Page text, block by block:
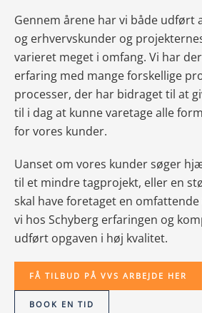
Gennem årene har vi både udført
og erhvervskunder og
varieret meget i omfang. Vi har
erfaring med mange forskellige
processer, der har bidraget til at
til i dag at kunne varetage alle
for vores kunder.
Uanset om vores kunder søger
til et mindre tagprojekt, eller en
skal have foretaget en
vi hos Schyberg erfaringen og
udført opgaven i høj kvalitet.
FÅ TILBUD PÅ VVS ARBEJDE HER
BOOK EN TID